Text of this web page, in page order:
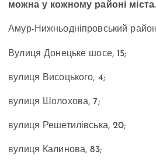
можна у кожному районі міста.
Амур-Нижньодніпровський
ВулицяДонецьке шосе, 15;
вулиця Висоцького, 4;
вулиця Шолохова, 7;
вулиця Решетилівська, 20;
вулиця Калинова, 83;